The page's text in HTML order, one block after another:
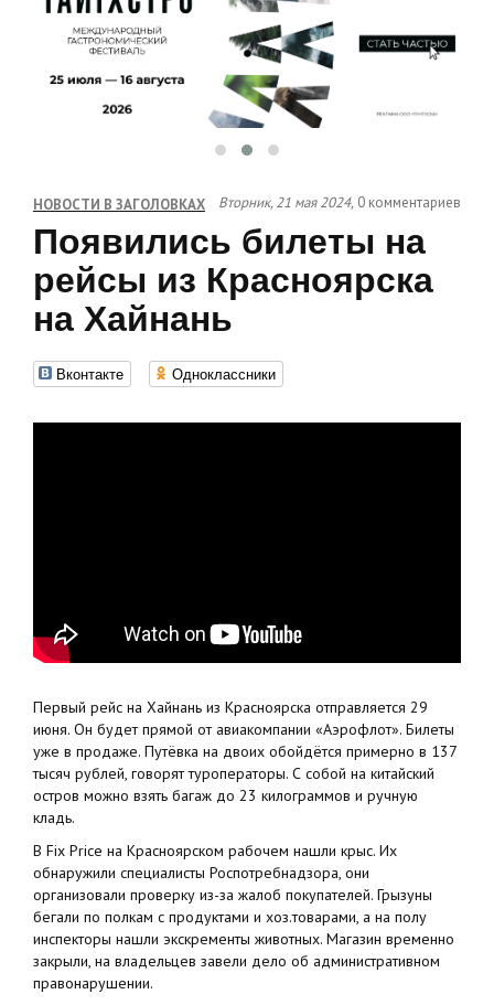
НОВОСТИ В ЗАГОЛОВКАХ Вторник, 21 мая 2024, 0 комментариев
Появились билеты на
рейсы из Красноярска
на Хайнань
Вконтакте Одноклассники
Первый рейс на Хайнань из Красноярска отправляется 29
июня. Он будет прямой от авиакомпании «Аэрофлот». Билеты
уже в продаже. Путёвка на двоих обойдётся примерно в 137
тысяч рублей, говорят туроператоры. С собой на китайский
остров можно взять багаж до 23 килограммов и ручную
кладь.
В Fix Price на Красноярском рабочем нашли крыс. Их
обнаружили специалисты Роспотребнадзора, они
организовали проверку из-за жалоб покупателей. Грызуны
бегали по полкам с продуктами и хоз.товарами, а на полу
инспекторы нашли экскременты животных. Магазин временно
закрыли, на владельцев завели дело об административном
правонарушении.